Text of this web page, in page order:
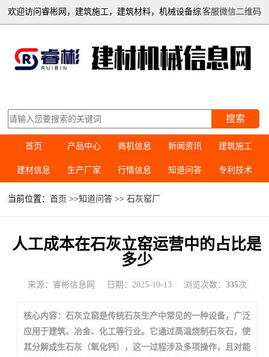
客服微信二维码
欢迎访问睿彬网，建筑施工，建筑材料，机械设备综
搜索
首页 产品中心 商机信息 新闻资讯 建筑施工
建材信息 生产厂家 行情信息 知道问答 专利技术
当前位置：首页 >>知道问答 >>石灰窑厂
人工成本在石灰立窑运营中的占比是
多少
来源：睿彬信息网 日期：2025-10-13 浏览次数： 335次
核心内容：石灰立窑是传统石灰生产中常见的一种设备，广泛
应用于建筑、冶金、化工等行业。它通过高温烧制石灰石，使
其分解成生石灰（氧化钙），这一过程涉及多项操作，且对能